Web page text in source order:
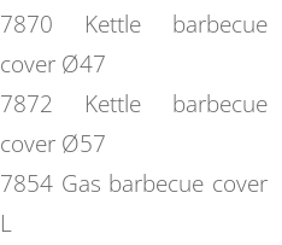
7870 Kettle barbecue
cover Ø47
7872 Kettle barbecue
cover Ø57
7854 Gas barbecue cover
L